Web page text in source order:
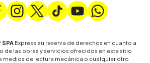
SPAExpresa su reserva de derechos en cuanto a
de las obras y servicios ofrecidos en este sitio
medios de lectura mecánica o cualquier otro